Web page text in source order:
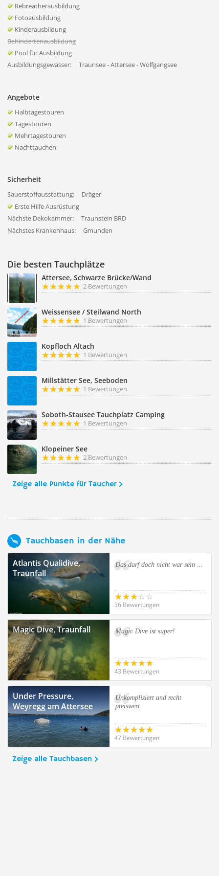
Rebreatherausbildung
Fotoausbildung
Kinderausbildung
Behindertenausbildung
Pool für Ausbildung
Ausbildungsgewässer:
Traunsee - Attersee - Wolfgangsee
Angebote
Halbtagestouren
Tagestouren
Mehrtagestouren
Nachttauchen
Sicherheit
Sauerstoffausstattung:
Dräger
Erste Hilfe Ausrüstung
Nächste Dekokammer:
Traunstein BRD
Nächstes Krankenhaus:
Gmunden
Die besten Tauchplätze
Attersee, Schwarze Brücke/Wand
2 Bewertungen
Weissensee / Steilwand North
1 Bewertungen
Kopfloch Altach
1 Bewertungen
Millstätter See, Seeboden
1 Bewertungen
Soboth-Stausee Tauchplatz Camping
1 Bewertungen
Klopeiner See
2 Bewertungen
Zeige alle Punkte für Taucher
Tauchbasen in der Nähe
Atlantis Qualidive,
Traunfall
Das darf doch nicht war sein ...
36 Bewertungen
Magic Dive, Traunfall Magic Dive ist super!
43 Bewertungen
Under Pressure,
Weyregg am Attersee
Unkompliziert und recht
preiswert
47 Bewertungen
Zeige alle Tauchbasen